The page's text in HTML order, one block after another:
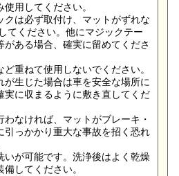
用してください。
クは必ず取付け、マットがずれな
てください。他にマジックテー
がある場合、確実に留めてくださ
重ねて使用しないでください。
が生じた場合は車を安全な場所に
実に収まるように敷き直してくだ
わなければ、マットがブレーキ・
引っかかり重大な事故を招く恐れ
いが可能です。洗浄後はよく乾燥
してください。